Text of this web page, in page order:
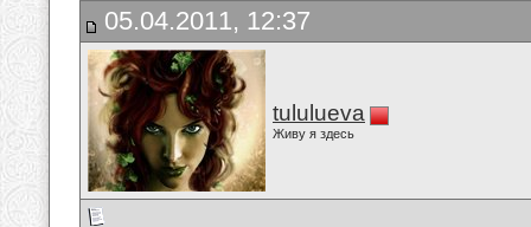
05.04.2011, 12:37
tululueva
Живу я здесь